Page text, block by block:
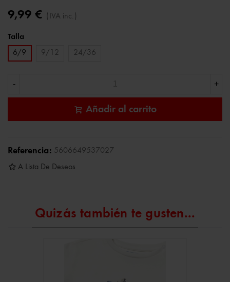
9,99 € (IVA inc.)
Talla
6/9
9/12 24/36
- +
Añadir al carrito
Referencia: 5606649537027
A Lista De Deseos
Quizás también te gusten...